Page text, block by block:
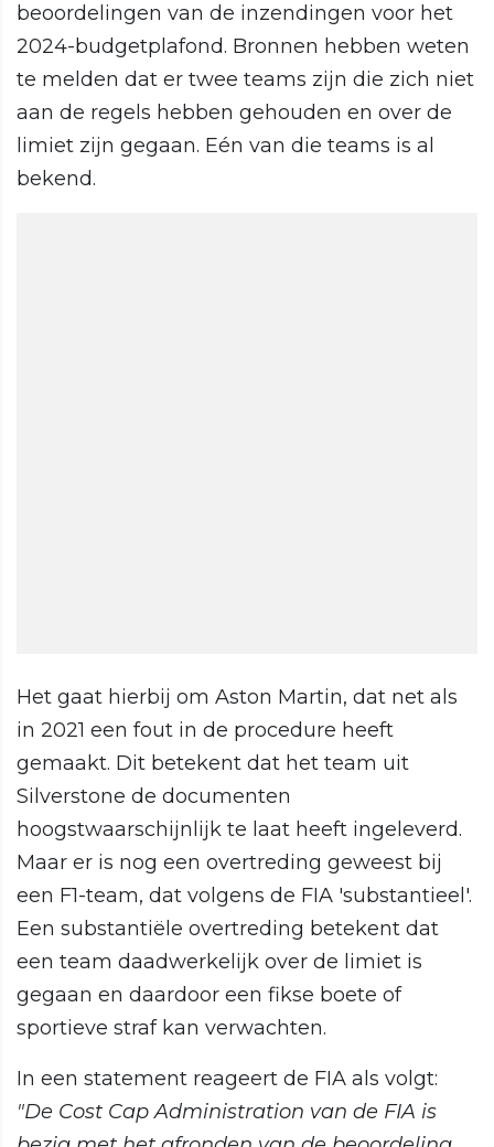
beoordelingen van de inzendingen voor het
2024-budgetplafond. Bronnen hebben weten
te melden dat er twee teams zijn die zich niet
aan de regels hebben gehouden en over de
limiet zijn gegaan. Eén van die teams is al
bekend.
Het gaat hierbij om Aston Martin, dat net als
in 2021 een fout in de procedure heeft
gemaakt. Dit betekent dat het team uit
Silverstone de documenten
hoogstwaarschijnlijk te laat heeft ingeleverd.
Maar er is nog een overtreding geweest bij
een F1-team, dat volgens de FIA 'substantieel'.
Een substantiële overtreding betekent dat
een team daadwerkelijk over de limiet is
gegaan en daardoor een fikse boete of
sportieve straf kan verwachten.
In een statement reageert de FIA als volgt:
"De Cost Cap Administration van de FIA is